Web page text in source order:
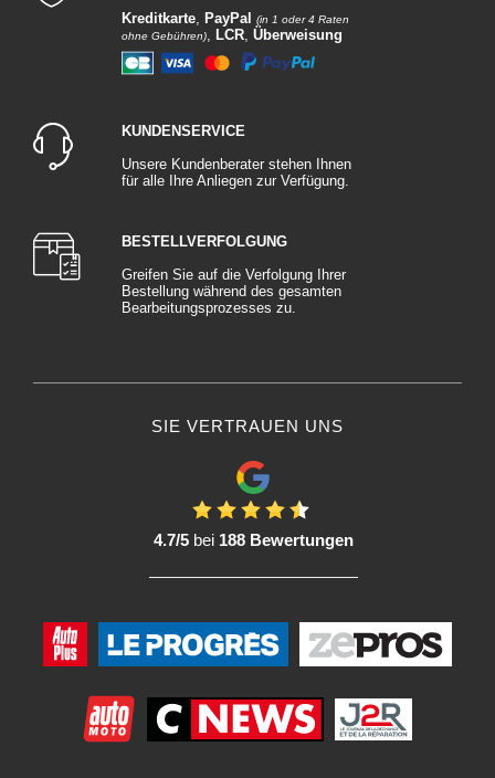
Kreditkarte, PayPal
(in 1 oder 4 Raten
ohne Gebühren), LCR, Überweisung
KUNDENSERVICE
Unsere Kundenberater stehen Ihnen
für alle Ihre Anliegen zur Verfügung.
BESTELLVERFOLGUNG
Greifen Sie auf die Verfolgung Ihrer
Bestellung während des gesamten
Bearbeitungsprozesses zu.
SIE VERTRAUEN UNS
4.7/5bei 188 Bewertungen